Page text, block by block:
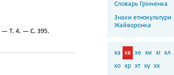
— Т. 4. — С. 395.
Словарь Грінченка
Знаки етнокультури
Жайворонка
ха хв хе хи хі хл
хо хр хт ху хх